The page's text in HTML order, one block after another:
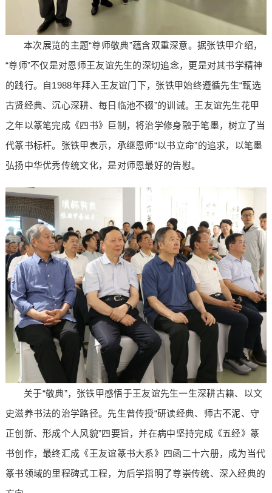
本次展览的主题“尊师敬典”蕴含双重深意。据张铁甲介绍，
“尊师”不仅是对恩师王友谊先生的深切追念，更是对其书学精神
的践行。自1988年拜入王友谊门下，张铁甲始终遵循先生“甄选
古贤经典、沉心深耕、每日临池不辍”的训诫。王友谊先生花甲
之年以篆笔完成《四书》巨制，将治学修身融于笔墨，树立了当
代篆书标杆。张铁甲表示，承继恩师“以书立命”的追求，以笔墨
弘扬中华优秀传统文化，是对师恩最好的告慰。
关于“敬典”，张铁甲感悟于王友谊先生一生深耕古籍、以文
史滋养书法的治学路径。先生曾传授“研读经典、师古不泥、守
正创新、形成个人风貌”四要旨，并在病中坚持完成《五经》篆
书创作，最终汇成《王友谊篆书大系》四函二十六册，成为当代
篆书领域的里程碑式工程，为后学指明了尊崇传统、深入经典的